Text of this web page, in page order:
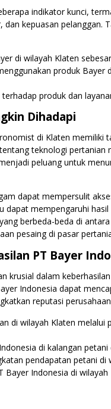
indikator kunci,
kepuasan pelanggan.
di wilayah Klaten
produk Bayer
produk dan
Dihadapi
di Klaten memiliki
teknologi
peluang untuk
dapat mempersulit
dapat mempengaruhi
berbeda-beda di
pesaing di pasar
PT Bayer
krusial dalam
Indonesia dapat
reputasi
di wilayah Klaten melalui
di kalangan petani
pendapatan petani di
Bayer Indonesia di wilayah